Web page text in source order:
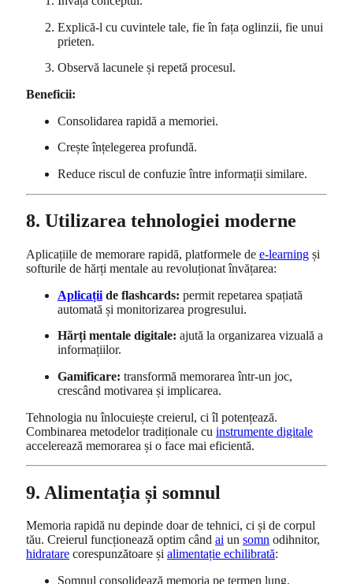
Explică-l cu cuvintele tale, fie în fața oglinzii, fie unui
prieten.
Observă lacunele și repetă procesul.
Beneficii:
Consolidarea rapidă a memoriei.
Crește înțelegerea profundă.
Reduce riscul de confuzie între informații similare.
8. Utilizarea tehnologiei moderne
Aplicațiile de memorare rapidă, platformele de e-learning și
softurile de hărți mentale au revoluționat învățarea:
Aplicații de flashcards: permit repetarea spațiată
automată și monitorizarea progresului.
Hărți mentale digitale: ajută la organizarea vizuală a
informațiilor.
Gamificare: transformă memorarea într-un joc,
crescând motivarea și implicarea.
Tehnologia nu înlocuiește creierul, ci îl potențează.
Combinarea metodelor tradiționale cu instrumente digitale
accelerează memorarea și o face mai eficientă.
9. Alimentația și somnul
Memoria rapidă nu depinde doar de tehnici, ci și de corpul
tău. Creierul funcționează optim când ai un somn odihnitor,
hidratare corespunzătoare și alimentație echilibrată:
Somnul consolidează memoria pe termen lung.